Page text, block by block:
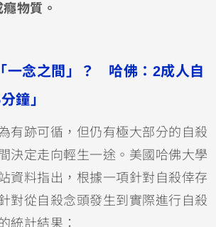
物質。
一念之間」？ 哈佛：2成人自
鐘」
有跡可循，但仍有極大部分的自殺
決定走向輕生一途。美國哈佛大學
資料指出，根據一項針對自殺倖存
對從自殺念頭發生到實際進行自殺
統計結果：